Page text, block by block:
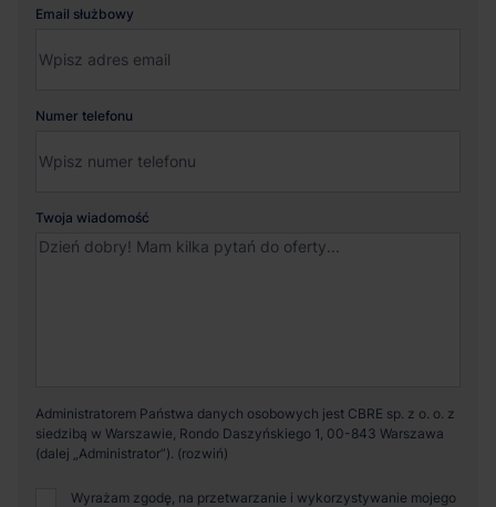
Email służbowy
Numer telefonu
Twoja wiadomość
Administratorem Państwa danych osobowych jest CBRE sp. z o. o. z
siedzibą w Warszawie, Rondo Daszyńskiego 1, 00-843 Warszawa
(dalej „Administrator”).
Wyrażam zgodę, na przetwarzanie i wykorzystywanie mojego